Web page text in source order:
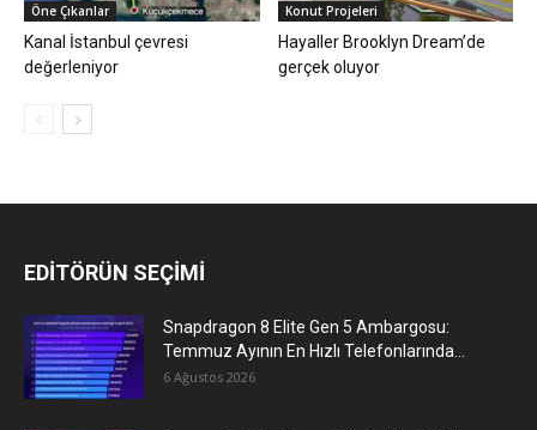
Öne Çıkanlar
Kanal İstanbul çevresi
değerleniyor
Konut Projeleri
Hayaller Brooklyn Dream’de
gerçek oluyor
EDİTÖRÜN SEÇİMİ
Snapdragon 8 Elite Gen 5 Ambargosu:
Temmuz Ayının En Hızlı Telefonlarında...
6 Ağustos 2026